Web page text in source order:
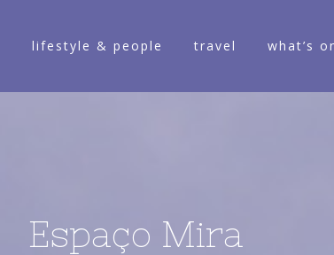
lifestyle & people travel what’s
Espaço Mira